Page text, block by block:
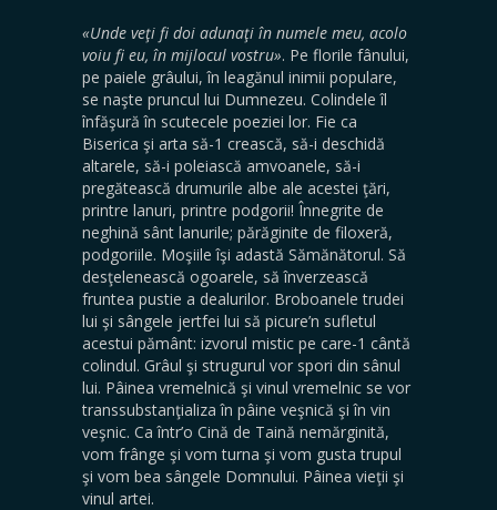
«Unde veţi fi doi adunaţi în numele meu, acolo
voiu fi eu, în mijlocul vostru». Pe florile fânului,
pe paiele grâului, în leagănul inimii populare,
se naşte pruncul lui Dumnezeu. Colindele îl
înfăşură în scutecele poeziei lor. Fie ca
Biserica şi arta să-1 crească, să-i deschidă
altarele, să-i poleiască amvoanele, să-i
pregătească drumurile albe ale acestei ţări,
printre lanuri, printre podgorii! Înnegrite de
neghină sânt lanurile; părăginite de filoxeră,
podgoriile. Moşiile îşi adastă Sămănătorul. Să
desţelenească ogoarele, să înverzească
fruntea pustie a dealurilor. Broboanele trudei
lui şi sângele jertfei lui să picure’n sufletul
acestui pământ: izvorul mistic pe care-1 cântă
colindul. Grâul şi strugurul vor spori din sânul
lui. Pâinea vremelnică şi vinul vremelnic se vor
transsubstanţializa în pâine veşnică şi în vin
veşnic. Ca într’o Cină de Taină nemărginită,
vom frânge şi vom turna şi vom gusta trupul
şi vom bea sângele Domnului. Pâinea vieţii şi
vinul artei.